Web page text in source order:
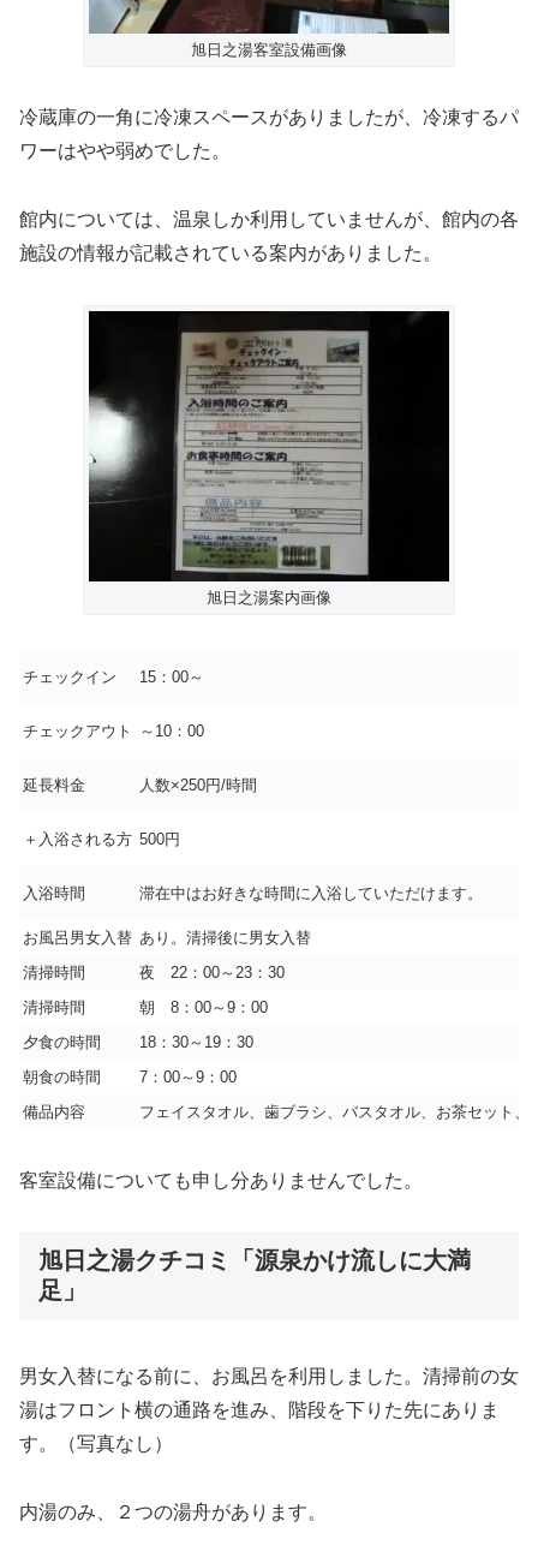
旭日之湯客室設備画像
冷蔵庫の一角に冷凍スペースがありましたが、冷凍するパ
ワーはやや弱めでした。
館内については、温泉しか利用していませんが、館内の各
施設の情報が記載されている案内がありました。
旭日之湯案内画像
チェックイン 15：00～
チェックアウト ～10：00
延長料金 人数×250円/時間
＋入浴される方 500円
入浴時間 滞在中はお好きな時間に入浴していただけます。
お風呂男女入替 あり。清掃後に男女入替
清掃時間
夜 22：00～23：30
清掃時間
朝 8：00～9：00
夕食の時間
18：30～19：30
朝食の時間
7：00～9：00
備品内容
フェイスタオル、歯ブラシ、バスタオル、お茶セット、
客室設備についても申し分ありませんでした。
旭日之湯クチコミ「源泉かけ流しに大満
足」
男女入替になる前に、お風呂を利用しました。清掃前の女
湯はフロント横の通路を進み、階段を下りた先にありま
す。（写真なし）
内湯のみ、２つの湯舟があります。